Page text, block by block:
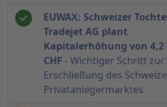
EUWAX: Schweizer
Tradejet AG plant
Kapitalerhöhung von 4,2
CHF - Wichtiger Schritt zur
Erschließung des
Privatanlegermarktes